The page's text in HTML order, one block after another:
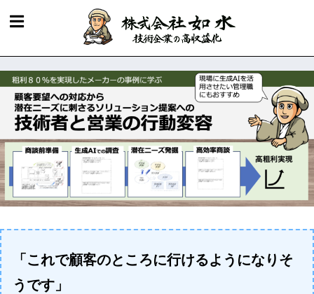
「これで顧客のところに行けるようになりそ
うです」